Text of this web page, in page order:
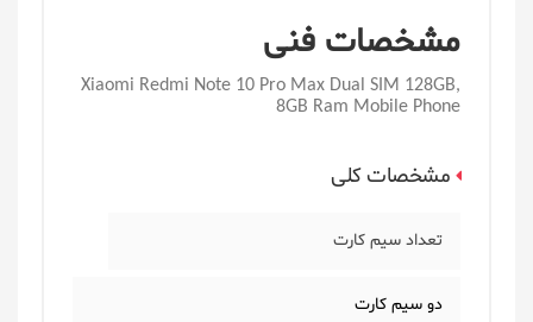
مشخصات فنی
Xiaomi Redmi Note 10 Pro Max Dual SIM 128GB,
8GB Ram Mobile Phone
مشخصات کلی
تعداد سیم کارت
دو سیم کارت